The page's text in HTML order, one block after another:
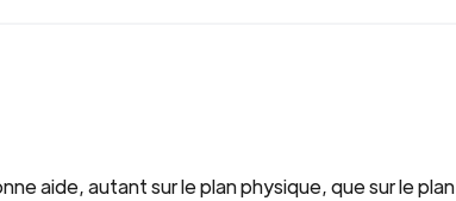
aide, autant sur le plan physique, que sur le plan